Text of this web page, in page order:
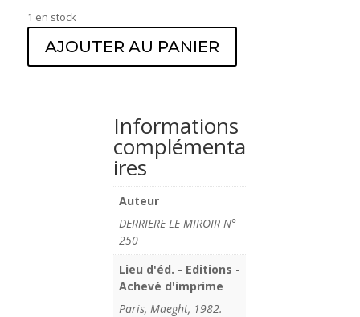
1 en stock
AJOUTER AU PANIER
Informations
complémenta
ires
Auteur
DERRIERE LE MIROIR N°
250
Lieu d'éd. - Editions -
Achevé d'imprime
Paris, Maeght, 1982.